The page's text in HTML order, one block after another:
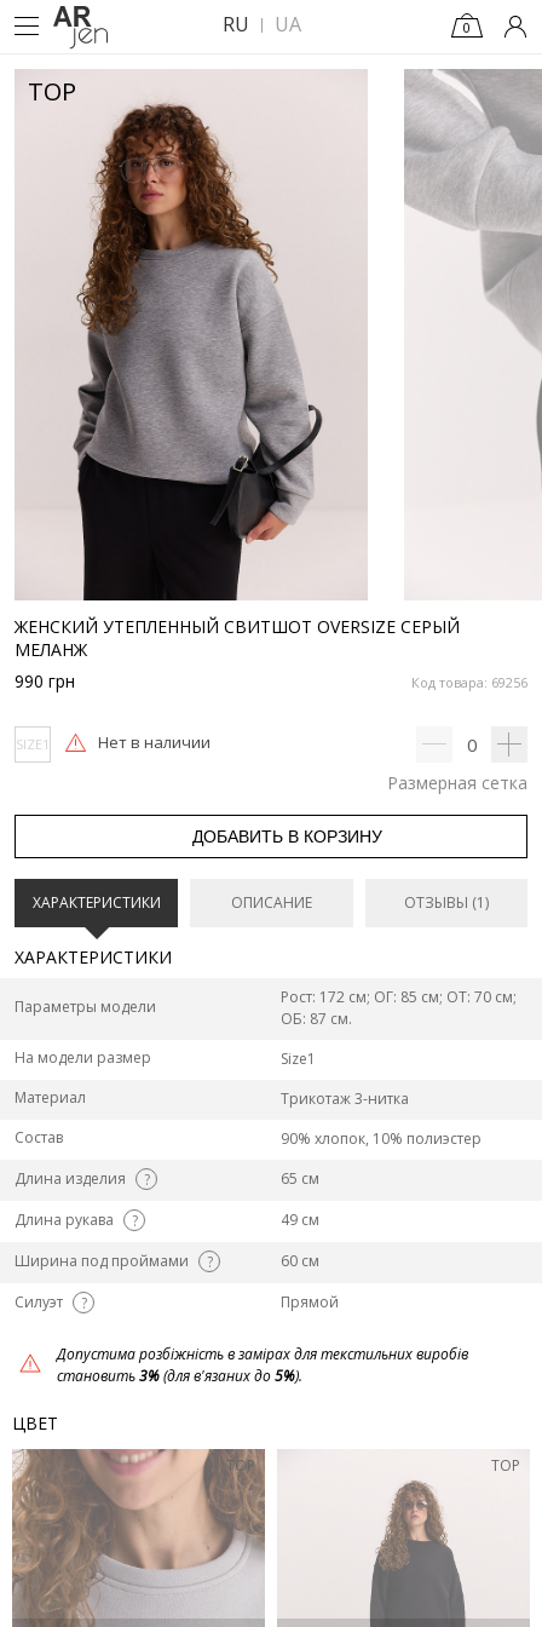
RU UA 0
TOP
ЖЕНСКИЙ УТЕПЛЕННЫЙ СВИТШОТ OVERSIZE СЕРЫЙ
МЕЛАНЖ
Код товара: 69256
990 грн
SIZE1 Нет в наличии 0
Размерная сетка
ДОБАВИТЬ В КОРЗИНУ
ХАРАКТЕРИСТИКИ ОПИСАНИЕ ОТЗЫВЫ (1)
ХАРАКТЕРИСТИКИ
Параметры модели
Рост: 172 см; ОГ: 85 см; ОТ: 70 см;
ОБ: 87 см.
На модели размер
Size1
Материал
Трикотаж 3-нитка
Состав
90% хлопок, 10% полиэстер
Длина изделия
?
65 см
Длина рукава
?
49 см
Ширина под проймами
?
60 см
Силуэт
? Прямой
Допустима розбіжність в замірах для текстильних виробів
становить3%(для в'язаних до5%).
ЦВЕТ
TOP TOP